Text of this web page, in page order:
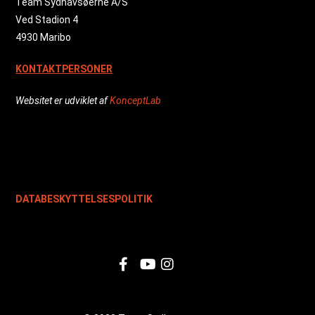
Ved Stadion 4
4930 Maribo
KONTAKTPERSONER
Websitet er udviklet afKonceptLab
DATABESKYTTELSESPOLITIK